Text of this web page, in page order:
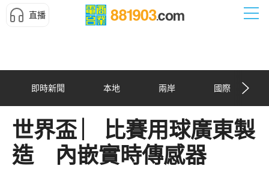
直播
即時新聞 本地 兩岸 國際
世界盃 ︳比賽用球廣東製
造 內嵌實時傳感器